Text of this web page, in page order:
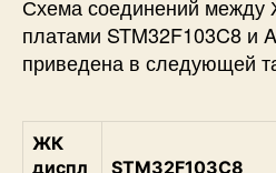
Схема соединений между
платами STM32F103C8 и
приведена в следующей
ЖК
диспл
STM32F103C8